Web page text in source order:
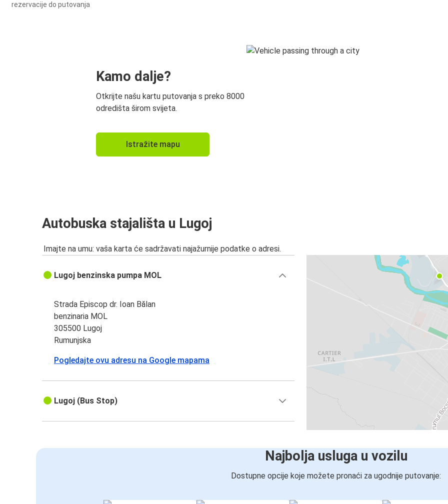
rezervacije do putovanja
Kamo dalje?
Otkrijte našu kartu putovanja s preko 8000
odredišta širom svijeta.
Istražite mapu
Autobuska stajališta u Lugoj
Imajte na umu: vaša karta će sadržavati najažurnije podatke o adresi.
Lugoj benzinska pumpa MOL
Strada Episcop dr. Ioan Bălan
benzinaria MOL
305500 Lugoj
Rumunjska
Pogledajte ovu adresu na Google mapama
Lugoj (Bus Stop)
Najbolja usluga u vozilu
Dostupne opcije koje možete pronaći za ugodnije putovanje: